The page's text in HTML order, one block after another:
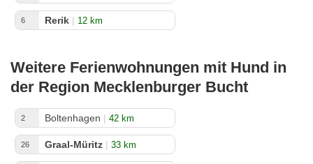
6 Rerik | 12 km
Weitere Ferienwohnungen mit Hund in
der Region Mecklenburger Bucht
2 Boltenhagen | 42 km
26 Graal-Müritz | 33 km